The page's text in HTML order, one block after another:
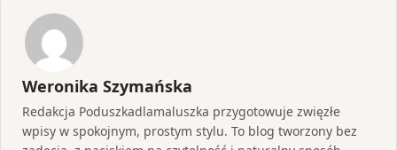
Weronika Szymańska
Redakcja Poduszkadlamaluszka przygotowuje zwięzłe
wpisy w spokojnym, prostym stylu. To blog tworzony bez